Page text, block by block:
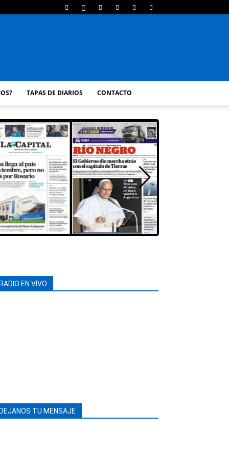
TAPAS DE DIARIOS CONTACTO
RADIO EN VIVO
DEJANOS TU MENSAJE